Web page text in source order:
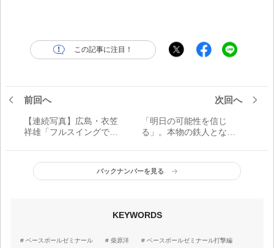
この記事に注目！
前回へ
【連続写真】広島・衣笠
祥雄「フルスイングで鳴
次回へ
「明日の可能性を信じ
る」。本物の鉄人となっ
バックナンバーを見る
KEYWORDS
ベースボールゼミナール 柴原洋 ベースボールゼミナール打撃編